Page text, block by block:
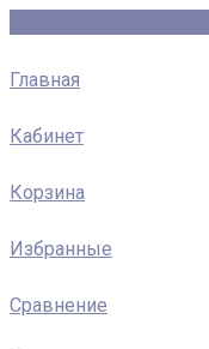
Главная
Кабинет
Корзина
Избранные
Сравнение